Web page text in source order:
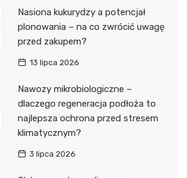
Nasiona kukurydzy a potencjał
plonowania – na co zwrócić uwagę
przed zakupem?
13 lipca 2026
Nawozy mikrobiologiczne –
dlaczego regeneracja podłoża to
najlepsza ochrona przed stresem
klimatycznym?
3 lipca 2026